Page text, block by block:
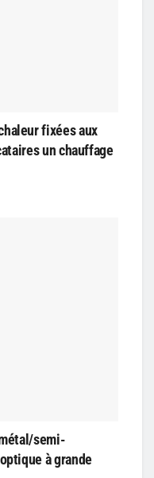
fixées aux
un chauffage
semi-
à grande